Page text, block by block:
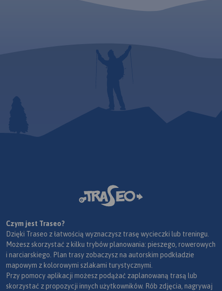
Czym jest Traseo?
Dzięki Traseo z łatwością wyznaczysz trasę wycieczki lub treningu.
Możesz skorzystać z kilku trybów planowania: pieszego, rowerowych
i narciarskiego. Plan trasy zobaczysz na autorskim podkładzie
mapowym z kolorowymi szlakami turystycznymi.
Przy pomocy aplikacji możesz podążać zaplanowaną trasą lub
skorzystać z propozycji innych użytkowników. Rób zdjęcia, nagrywaj